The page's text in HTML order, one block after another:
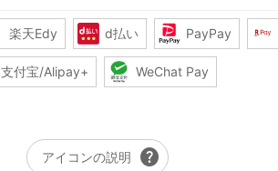
楽天Edy d払い PayPay
支付宝/Alipay+ WeChat Pay
アイコンの説明 help